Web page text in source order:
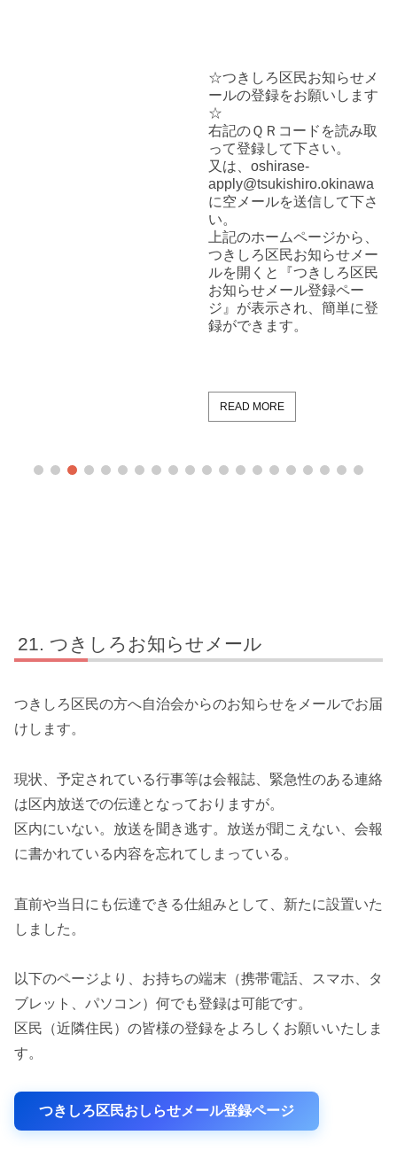
☆つきしろ区民お知らせメ
ールの登録をお願いします
☆
右記のＱＲコードを読み取
って登録して下さい。
又は、oshirase-
apply@tsukishiro.okinawa
に空メールを送信して下さ
い。
上記のホームページから、
つきしろ区民お知らせメー
ルを開くと『つきしろ区民
お知らせメール登録ペー
ジ』が表示され、簡単に登
録ができます。
READ MORE
つきしろお知らせメール
つきしろ区民の方へ自治会からのお知らせをメールでお届
けします。
現状、予定されている行事等は会報誌、緊急性のある連絡
は区内放送での伝達となっておりますが。
区内にいない。放送を聞き逃す。放送が聞こえない、会報
に書かれている内容を忘れてしまっている。
直前や当日にも伝達できる仕組みとして、新たに設置いた
しました。
以下のページより、お持ちの端末（携帯電話、スマホ、タ
ブレット、パソコン）何でも登録は可能です。
区民（近隣住民）の皆様の登録をよろしくお願いいたしま
す。
つきしろ区民おしらせメール登録ページ